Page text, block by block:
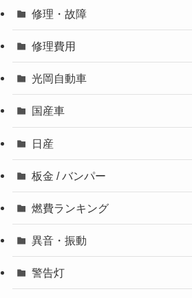
修理・故障
修理費用
光岡自動車
国産車
日産
板金 / バンパー
燃費ランキング
異音・振動
警告灯